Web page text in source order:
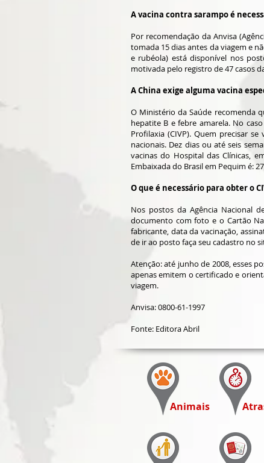
A vacina contra sarampo é
Por recomendação da Anvisa
tomada 15 dias antes da viagem e
e rubéola) está disponível nos
motivada pelo registro de 47 casos
A China exige alguma vacina
O Ministério da Saúde recomenda
hepatite B e febre amarela. No
Profilaxia (CIVP). Quem precisar
nacionais. Dez dias ou até seis
vacinas do Hospital das Clínicas,
Embaixada do Brasil em Pequim é:
O que é necessário para obter o
Nos postos da Agência Nacional
documento com foto e o Cartão
fabricante, data da vacinação,
de ir ao posto faça seu cadastro no
Atenção: até junho de 2008, esses
apenas emitem o certificado e
viagem.
Anvisa: 0800-61-1997
Fonte: Editora Abril
Animais